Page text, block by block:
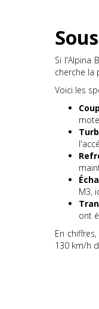
Si l'Alpina
cherche la
Voici les
M3,
ont
En
130 km/h